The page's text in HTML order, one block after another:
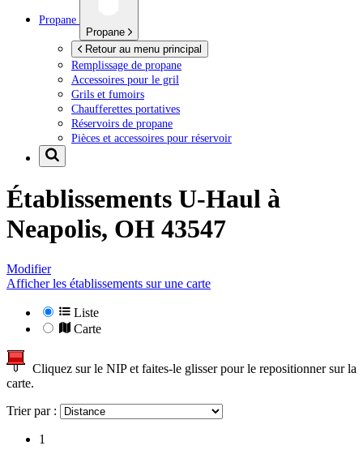
Propane
Propane
Retour au menu principal
Remplissage de propane
Accessoires pour le gril
Grils et fumoirs
Chaufferettes portatives
Réservoirs de propane
Pièces et accessoires pour réservoir
Établissements U-Haul à
Neapolis, OH 43547
Modifier
Afficher les établissements sur une carte
Liste
Carte
Cliquez sur le NIP et faites-le glisser pour le repositionner sur la
carte.
Trier par :
1